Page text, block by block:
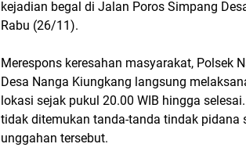
kejadian begal di Jalan Poros Simpang
Rabu (26/11).
Merespons keresahan masyarakat, Polsek
Desa Nanga Kiungkang langsung
lokasi sejak pukul 20.00 WIB hingga
tidak ditemukan tanda-tanda tindak pidana
unggahan tersebut.